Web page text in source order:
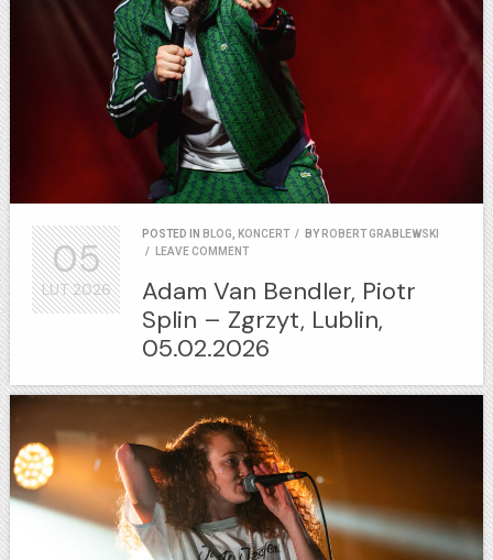
POSTED IN BLOG, KONCERT / BY ROBERT GRABLEWSKI
/
LEAVE COMMENT
Adam Van Bendler, Piotr
Splin – Zgrzyt, Lublin,
05.02.2026
05
LUT2026